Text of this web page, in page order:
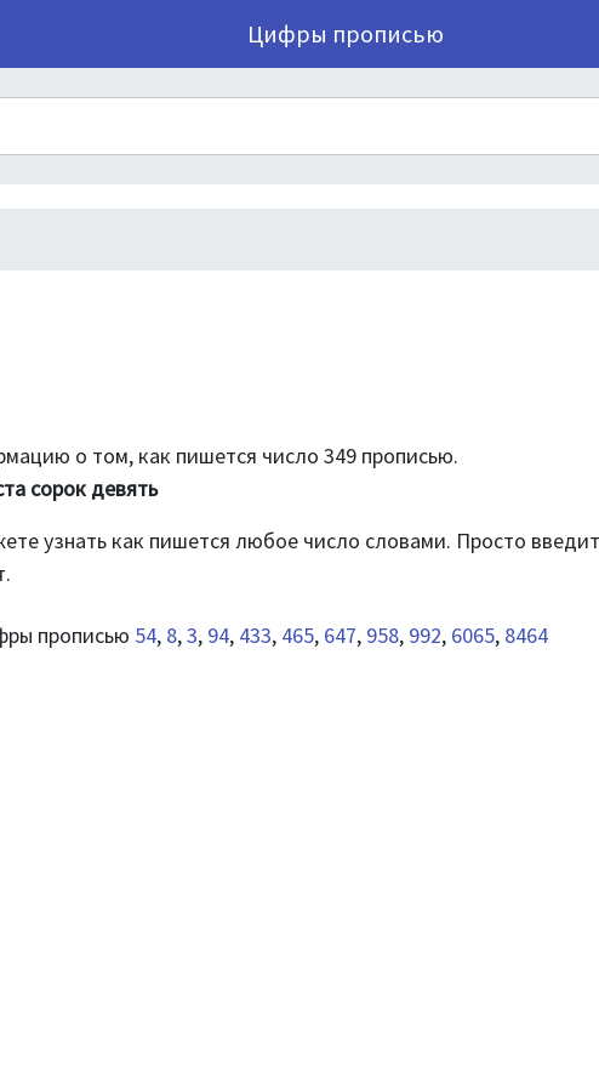
Цифры прописью
о том, как пишется число 349 прописью.
сорок девять
узнать как пишется любое число словами. Просто
прописью 54, 8,3, 94, 433, 465, 647, 958, 992, 6065, 8464